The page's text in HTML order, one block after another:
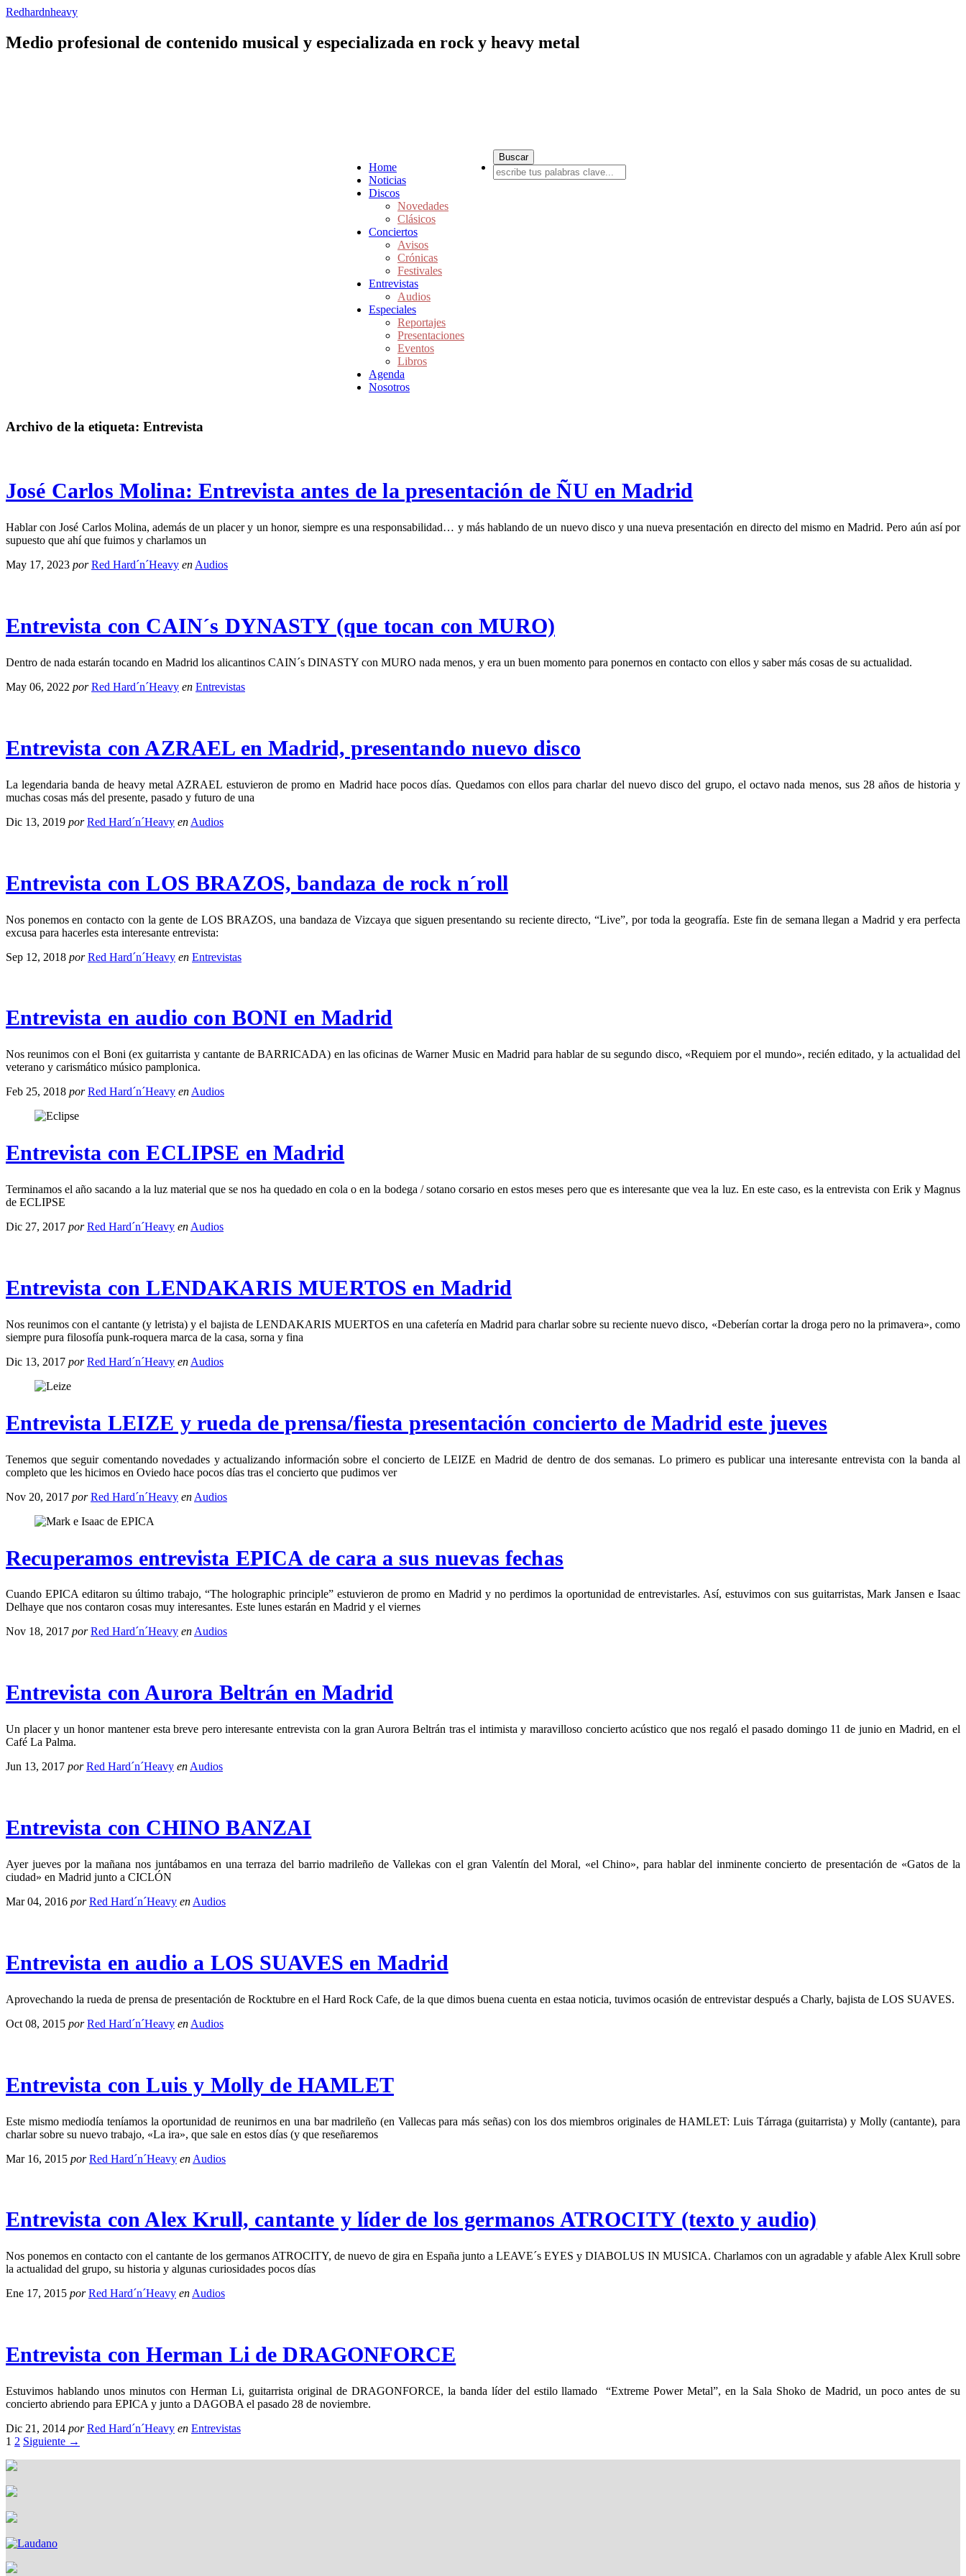
Redhardnheavy
Medio profesional de contenido musical y especializada en rock y heavy metal
Home
Noticias
Discos
Novedades
Clásicos
Conciertos
Avisos
Crónicas
Festivales
Entrevistas
Audios
Especiales
Reportajes
Presentaciones
Eventos
Libros
Agenda
Nosotros
Archivo de la etiqueta: Entrevista
José Carlos Molina: Entrevista antes de la presentación de ÑU en Madrid
Hablar con José Carlos Molina, además de un placer y un honor, siempre es una responsabilidad… y más hablando de un nuevo disco y una nueva presentación en directo del mismo en Madrid. Pero aún así por
supuesto que ahí que fuimos y charlamos un
May 17, 2023 por Red Hard´n´Heavy en Audios
Entrevista con CAIN´s DYNASTY (que tocan con MURO)
Dentro de nada estarán tocando en Madrid los alicantinos CAIN´s DINASTY con MURO nada menos, y era un buen momento para ponernos en contacto con ellos y saber más cosas de su actualidad.
May 06, 2022 por Red Hard´n´Heavy en Entrevistas
Entrevista con AZRAEL en Madrid, presentando nuevo disco
La legendaria banda de heavy metal AZRAEL estuvieron de promo en Madrid hace pocos días. Quedamos con ellos para charlar del nuevo disco del grupo, el octavo nada menos, sus 28 años de historia y
muchas cosas más del presente, pasado y futuro de una
Dic 13, 2019 por Red Hard´n´Heavy en Audios
Entrevista con LOS BRAZOS, bandaza de rock n´roll
Nos ponemos en contacto con la gente de LOS BRAZOS, una bandaza de Vizcaya que siguen presentando su reciente directo, “Live”, por toda la geografía. Este fin de semana llegan a Madrid y era perfecta
excusa para hacerles esta interesante entrevista:
Sep 12, 2018 por Red Hard´n´Heavy en Entrevistas
Entrevista en audio con BONI en Madrid
Nos reunimos con el Boni (ex guitarrista y cantante de BARRICADA) en las oficinas de Warner Music en Madrid para hablar de su segundo disco, «Requiem por el mundo», recién editado, y la actualidad del
veterano y carismático músico pamplonica.
Feb 25, 2018 por Red Hard´n´Heavy en Audios
Entrevista con ECLIPSE en Madrid
Terminamos el año sacando a la luz material que se nos ha quedado en cola o en la bodega / sotano corsario en estos meses pero que es interesante que vea la luz. En este caso, es la entrevista con Erik y Magnus
de ECLIPSE
Dic 27, 2017 por Red Hard´n´Heavy en Audios
Entrevista con LENDAKARIS MUERTOS en Madrid
Nos reunimos con el cantante (y letrista) y el bajista de LENDAKARIS MUERTOS en una cafetería en Madrid para charlar sobre su reciente nuevo disco, «Deberían cortar la droga pero no la primavera», como
siempre pura filosofía punk-roquera marca de la casa, sorna y fina
Dic 13, 2017 por Red Hard´n´Heavy en Audios
Entrevista LEIZE y rueda de prensa/fiesta presentación concierto de Madrid este jueves
Tenemos que seguir comentando novedades y actualizando información sobre el concierto de LEIZE en Madrid de dentro de dos semanas. Lo primero es publicar una interesante entrevista con la banda al
completo que les hicimos en Oviedo hace pocos días tras el concierto que pudimos ver
Nov 20, 2017 por Red Hard´n´Heavy en Audios
Recuperamos entrevista EPICA de cara a sus nuevas fechas
Cuando EPICA editaron su último trabajo, “The holographic principle” estuvieron de promo en Madrid y no perdimos la oportunidad de entrevistarles. Así, estuvimos con sus guitarristas, Mark Jansen e Isaac
Delhaye que nos contaron cosas muy interesantes. Este lunes estarán en Madrid y el viernes
Nov 18, 2017 por Red Hard´n´Heavy enAudios
Entrevista con Aurora Beltrán en Madrid
Un placer y un honor mantener esta breve pero interesante entrevista con la gran Aurora Beltrán tras el intimista y maravilloso concierto acústico que nos regaló el pasado domingo 11 de junio en Madrid, en el
Café La Palma.
Jun 13, 2017 por Red Hard´n´Heavy en Audios
Entrevista con CHINO BANZAI
Ayer jueves por la mañana nos juntábamos en una terraza del barrio madrileño de Vallekas con el gran Valentín del Moral, «el Chino», para hablar del inminente concierto de presentación de «Gatos de la
ciudad» en Madrid junto a CICLÓN
Mar 04, 2016 por Red Hard´n´Heavy en Audios
Entrevista en audio a LOS SUAVES en Madrid
Aprovechando la rueda de prensa de presentación de Rocktubre en el Hard Rock Cafe, de la que dimos buena cuenta en estaa noticia, tuvimos ocasión de entrevistar después a Charly, bajista de LOS SUAVES.
Oct 08, 2015 por Red Hard´n´Heavy en Audios
Entrevista con Luis y Molly de HAMLET
Este mismo mediodía teníamos la oportunidad de reunirnos en una bar madrileño (en Vallecas para más señas) con los dos miembros originales de HAMLET: Luis Tárraga (guitarrista) y Molly (cantante), para
charlar sobre su nuevo trabajo, «La ira», que sale en estos días (y que reseñaremos
Mar 16, 2015 por Red Hard´n´Heavy en Audios
Entrevista con Alex Krull, cantante y líder de los germanos ATROCITY (texto y audio)
Nos ponemos en contacto con el cantante de los germanos ATROCITY, de nuevo de gira en España junto a LEAVE´s EYES y DIABOLUS IN MUSICA. Charlamos con un agradable y afable Alex Krull sobre
la actualidad del grupo, su historia y algunas curiosidades pocos días
Ene 17, 2015 por Red Hard´n´Heavy en Audios
Entrevista con Herman Li de DRAGONFORCE
Estuvimos hablando unos minutos con Herman Li, guitarrista original de DRAGONFORCE, la banda líder del estilo llamado “Extreme Power Metal”, en la Sala Shoko de Madrid, un poco antes de su
concierto abriendo para EPICA y junto a DAGOBA el pasado 28 de noviembre.
Dic 21, 2014 por Red Hard´n´Heavy en Entrevistas
1 2 Siguiente →